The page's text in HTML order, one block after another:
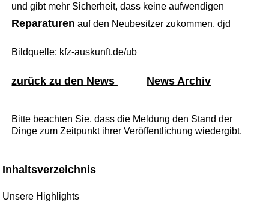
und gibt mehr Sicherheit, dass keine aufwendigen
Reparaturen auf den Neubesitzer zukommen. djd
Bildquelle: kfz-auskunft.de/ub
zurück zu den News News Archiv
Bitte beachten Sie, dass die Meldung den Stand der
Dinge zum Zeitpunkt ihrer Veröffentlichung wiedergibt.
Inhaltsverzeichnis
Unsere Highlights